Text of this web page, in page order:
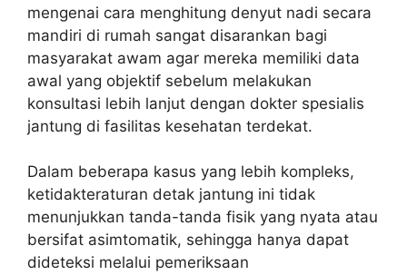
mengenai cara menghitung denyut nadi secara
mandiri di rumah sangat disarankan bagi
masyarakat awam agar mereka memiliki data
awal yang objektif sebelum melakukan
konsultasi lebih lanjut dengan dokter spesialis
jantung di fasilitas kesehatan terdekat.
Dalam beberapa kasus yang lebih kompleks,
ketidakteraturan detak jantung ini tidak
menunjukkan tanda-tanda fisik yang nyata atau
bersifat asimtomatik, sehingga hanya dapat
dideteksi melalui pemeriksaan